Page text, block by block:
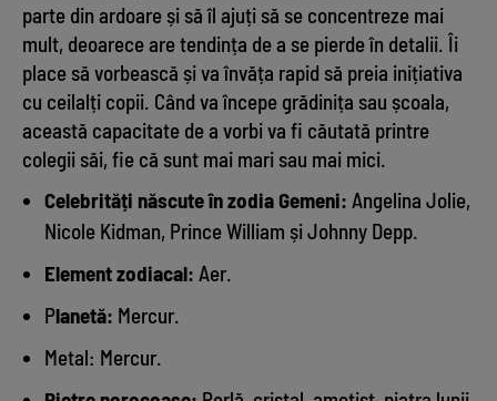
parte din ardoare și să îl ajuți să se concentreze mai
mult, deoarece are tendința de a se pierde în detalii. Îi
place să vorbească și va învăța rapid să preia inițiativa
cu ceilalți copii. Când va începe grădinița sau școala,
această capacitate de a vorbi va fi căutată printre
colegii săi, fie că sunt mai mari sau mai mici.
Celebrități născute în zodia Gemeni: Angelina Jolie,
Nicole Kidman, Prince William și Johnny Depp.
Element zodiacal: Aer.
Planetă: Mercur.
Metal: Mercur.